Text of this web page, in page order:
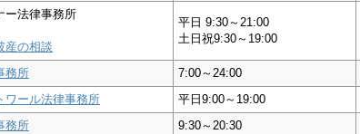
ー法律事務所
産の相談
平日 9:30～21:00
土日祝9:30～19:00
務所 7:00～24:00
ワール法律事務所
平日9:00～19:00
務所
9:30～20:30